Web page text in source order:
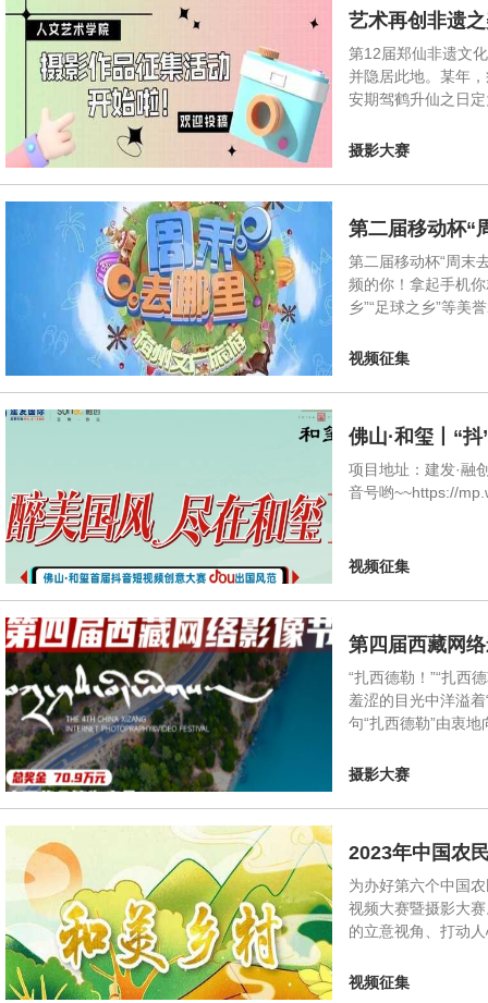
艺术再创非遗
第12届郑仙非遗文
并隐居此地。某年
安期驾鹤升仙之日
摄影大赛
第二届移动杯“
第二届移动杯“周末
频的你！拿起手机
乡”“足球之乡”等美
视频征集
佛山·和玺丨“
项目地址：建发·融
音号哟~~https://
视频征集
第四届西藏网
“扎西德勒！”“扎西
羞涩的目光中洋溢
句“扎西德勒”由衷
摄影大赛
2023年中国农
为办好第六个中国
视频大赛暨摄影大
的立意视角、打动
视频征集